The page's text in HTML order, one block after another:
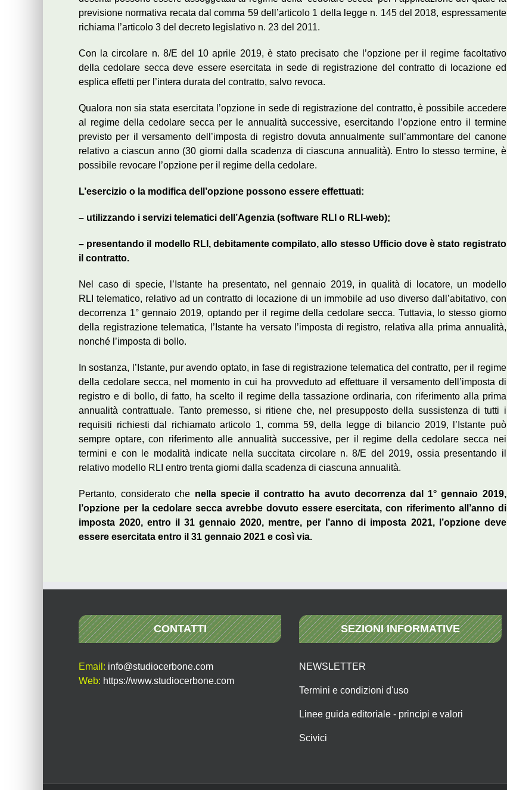
previsione normativa recata dal comma 59 dell’articolo 1 della legge n. 145 del 2018, espressamente
richiama l’articolo 3 del decreto legislativo n. 23 del 2011.
Con la circolare n. 8/E del 10 aprile 2019, è stato precisato che l’opzione per il regime facoltativo
della cedolare secca deve essere esercitata in sede di registrazione del contratto di locazione ed
esplica effetti per l’intera durata del contratto, salvo revoca.
Qualora non sia stata esercitata l’opzione in sede di registrazione del contratto, è possibile accedere
al regime della cedolare secca per le annualità successive, esercitando l’opzione entro il termine
previsto per il versamento dell’imposta di registro dovuta annualmente sull’ammontare del canone
relativo a ciascun anno (30 giorni dalla scadenza di ciascuna annualità). Entro lo stesso termine, è
possibile revocare l’opzione per il regime della cedolare.
L’esercizio o la modifica dell’opzione possono essere effettuati:
– utilizzando i servizi telematici dell’Agenzia (software RLI o RLI-web);
– presentando il modello RLI, debitamente compilato, allo stesso Ufficio dove è stato registrato
il contratto.
Nel caso di specie, l’Istante ha presentato, nel gennaio 2019, in qualità di locatore, un modello
RLI telematico, relativo ad un contratto di locazione di un immobile ad uso diverso dall’abitativo, con
decorrenza 1° gennaio 2019, optando per il regime della cedolare secca. Tuttavia, lo stesso giorno
della registrazione telematica, l’Istante ha versato l’imposta di registro, relativa alla prima annualità,
nonché l’imposta di bollo.
In sostanza, l’Istante, pur avendo optato, in fase di registrazione telematica del contratto, per il regime
della cedolare secca, nel momento in cui ha provveduto ad effettuare il versamento dell’imposta di
registro e di bollo, di fatto, ha scelto il regime della tassazione ordinaria, con riferimento alla prima
annualità contrattuale. Tanto premesso, si ritiene che, nel presupposto della sussistenza di tutti i
requisiti richiesti dal richiamato articolo 1, comma 59, della legge di bilancio 2019, l’Istante può
sempre optare, con riferimento alle annualità successive, per il regime della cedolare secca nei
termini e con le modalità indicate nella succitata circolare n. 8/E del 2019, ossia presentando il
relativo modello RLI entro trenta giorni dalla scadenza di ciascuna annualità.
Pertanto, considerato che nella specie il contratto ha avuto decorrenza dal 1° gennaio 2019,
l’opzione per la cedolare secca avrebbe dovuto essere esercitata, con riferimento all’anno di
imposta 2020, entro il 31 gennaio 2020, mentre, per l’anno di imposta 2021, l’opzione deve
essere esercitata entro il 31 gennaio 2021 e così via.
CONTATTI
Email: info@studiocerbone.com
Web: https://www.studiocerbone.com
SEZIONI INFORMATIVE
NEWSLETTER
Termini e condizioni d'uso
Linee guida editoriale - principi e valori
Scivici